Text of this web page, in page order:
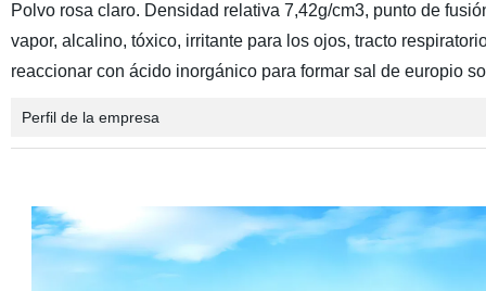
Polvo rosa claro. Densidad relativa 7,42g/cm3, punto de
vapor, alcalino, tóxico, irritante para los ojos, tracto
reaccionar con ácido inorgánico para formar sal de europio
Perfil de la empresa